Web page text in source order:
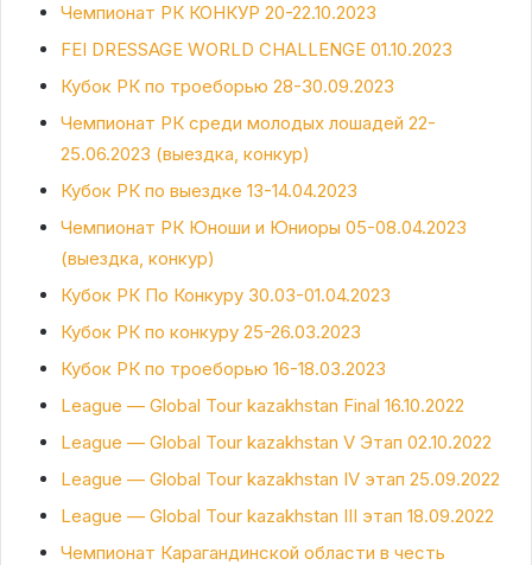
Чемпионат РК КОНКУР 20-22.10.2023
FEI DRESSAGE WORLD CHALLENGE 01.10.2023
Кубок РК по троеборью 28-30.09.2023
Чемпионат РК среди молодых лошадей 22-
25.06.2023 (выездка, конкур)
Кубок РК по выездке 13-14.04.2023
Чемпионат РК Юноши и Юниоры 05-08.04.2023
(выездка, конкур)
Кубок РК По Конкуру 30.03-01.04.2023
Кубок РК по конкуру 25-26.03.2023
Кубок РК по троеборью 16-18.03.2023
League — Global Tour kazakhstan Final 16.10.2022
League — Global Tour kazakhstan V Этап 02.10.2022
League — Global Tour kazakhstan IV этап 25.09.2022
League — Global Tour kazakhstan III этап 18.09.2022
Чемпионат Карагандинской области в честь